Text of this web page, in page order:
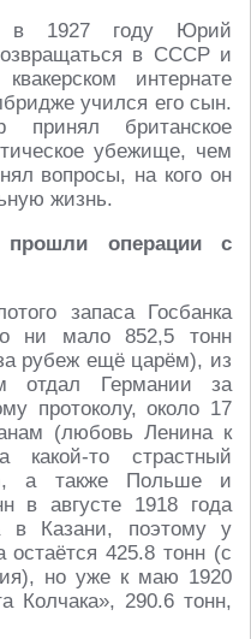
в 1927 году Юрий
в СССР и
интернате
учился его сын.
принял британское
убежище, чем
вопросы, на кого он
жизнь.
операции с
запаса Госбанка
ни мало 852,5 тонн
рубеж ещё царём), из
отдал Германии за
протоколу, около 17
(любовь Ленина к
какой-то страстный
а также Польше и
в августе 1918 года
в Казани, поэтому у
остаётся 425.8 тонн (с
но уже к маю 1920
Колчака», 290.6 тонн,